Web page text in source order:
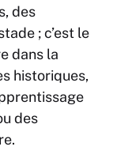
des
; c’est le
dans la
historiques,
des